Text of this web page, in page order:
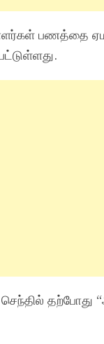
பணத்தை